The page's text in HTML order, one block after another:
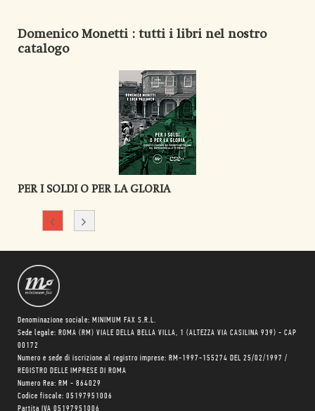
Domenico Monetti : tutti i libri nel nostro
catalogo
PER I SOLDI O PER LA GLORIA
Denominazione sociale: MINIMUM FAX S.R.L.
Sede legale: ROMA (RM) VIALE DELLA BELLA VILLA, 1 (ALTEZZA VIA CASILINA 939) - CAP
00172
Numero e sede di iscrizione al registro imprese: RM-1997-155274 DEL 25/02/1997 /
REGISTRO DELLE IMPRESE DI ROMA
Numero Rea: RM - 864029
Codice fiscale: 05197951006
Partita IVA 05197951006